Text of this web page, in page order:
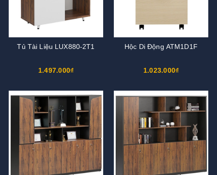
Tủ Tài Liệu LUX880-2T1
1.497.000₫
Hộc Di Động ATM1D1F
1.023.000₫